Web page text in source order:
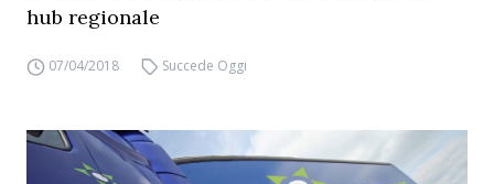
hub regionale
07/04/2018 Succede Oggi